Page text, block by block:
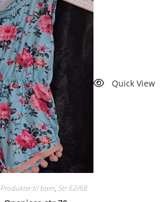
Quick View
Produkter til barn, Str 62/68